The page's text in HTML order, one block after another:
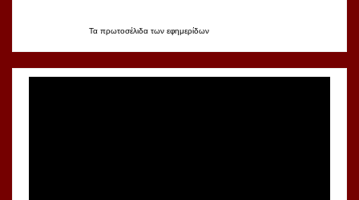
Τα πρωτοσέλιδα των εφημερίδων